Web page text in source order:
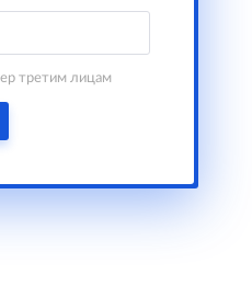
третим лицам